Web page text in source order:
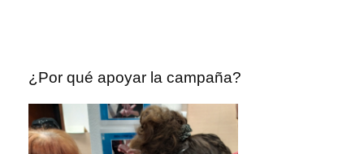
¿Por qué apoyar la campaña?